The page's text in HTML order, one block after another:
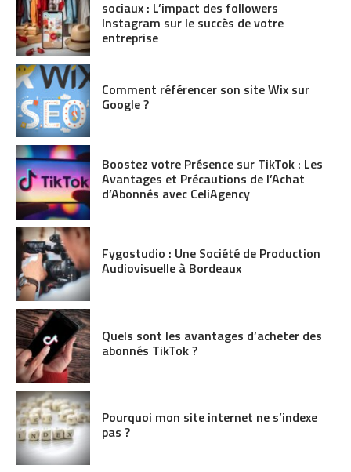
sociaux : L’impact des followers
Instagram sur le succès de votre
entreprise
Comment référencer son site Wix sur
Google ?
Boostez votre Présence sur TikTok : Les
Avantages et Précautions de l’Achat
d’Abonnés avec CeliAgency
Fygostudio : Une Société de Production
Audiovisuelle à Bordeaux
Quels sont les avantages d’acheter des
abonnés TikTok ?
Pourquoi mon site internet ne s’indexe
pas ?